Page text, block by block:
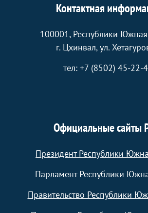
Контактная
100001, Республики
г. Цхинвал, ул.
тел: +7 (8502) 45-22-
Официальные
Президент Республики
Парламент Республики
Правительство Республики